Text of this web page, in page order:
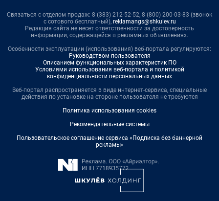
Связаться с отделом продаж: 8 (383) 212-52-52, 8 (800) 200-03-83 (звонок
с сотового бесплатный), reklamangs@shkulev.ru
Редакция сайта не несет ответственности за достоверность
информации, содержащейся в рекламных объявлениях.
Особенности эксплуатации (использования) веб-портала регулируются:
Руководством пользователя
Описанием функциональных характеристик ПО
Условиями использования веб-портала и политикой
конфиденциальности персональных данных
Веб-портал распространяется в виде интернет-сервиса, специальные
действия по установке на стороне пользователя не требуются
Политика использования cookies
Рекомендательные системы
Пользовательское соглашение сервиса «Подписка без баннерной
рекламы»